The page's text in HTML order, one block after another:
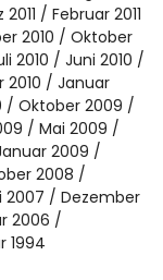
Februar 2011
2010
Oktober
2010
Juni 2010
2010
Januar
Oktober 2009
Mai 2009
2009
2008
2007
Dezember
2006
1994